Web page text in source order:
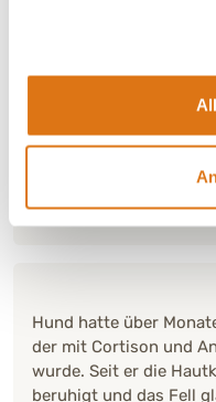
Dieses Produkt kann
ich gebe es ins
Hund hatte über
der mit Cortison und
wurde. Seit er die
beruhigt und das Fell